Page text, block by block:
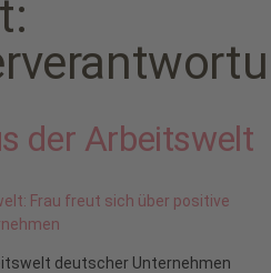
der Arbeitswelt
deutscher Unternehmen